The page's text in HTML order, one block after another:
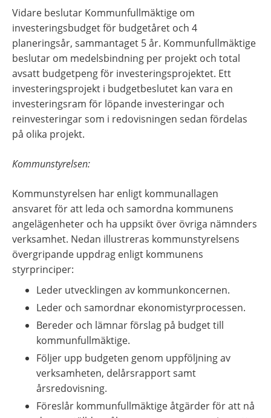
Vidare beslutar Kommunfullmäktige om
investeringsbudget för budgetåret och 4
planeringsår, sammantaget 5 år. Kommunfullmäktige
beslutar om medelsbindning per projekt och total
avsatt budgetpeng för investeringsprojektet. Ett
investeringsprojekt i budgetbeslutet kan vara en
investeringsram för löpande investeringar och
reinvesteringar som i redovisningen sedan fördelas
på olika projekt.
Kommunstyrelsen:
Kommunstyrelsen har enligt kommunallagen
ansvaret för att leda och samordna kommunens
angelägenheter och ha uppsikt över övriga nämnders
verksamhet. Nedan illustreras kommunstyrelsens
övergripande uppdrag enligt kommunens
styrprinciper:
Leder utvecklingen av kommunkoncernen.
Leder och samordnar ekonomistyrprocessen.
Bereder och lämnar förslag på budget till
kommunfullmäktige.
Följer upp budgeten genom uppföljning av
verksamheten, delårsrapport samt
årsredovisning.
Föreslår kommunfullmäktige åtgärder för att nå